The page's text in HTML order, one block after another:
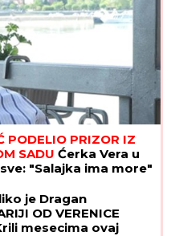
PODELIO PRIZOR IZ
SADU Ćerka Vera u
"Salajka ima more"
je Dragan
OD VERENICE
mesecima ovaj